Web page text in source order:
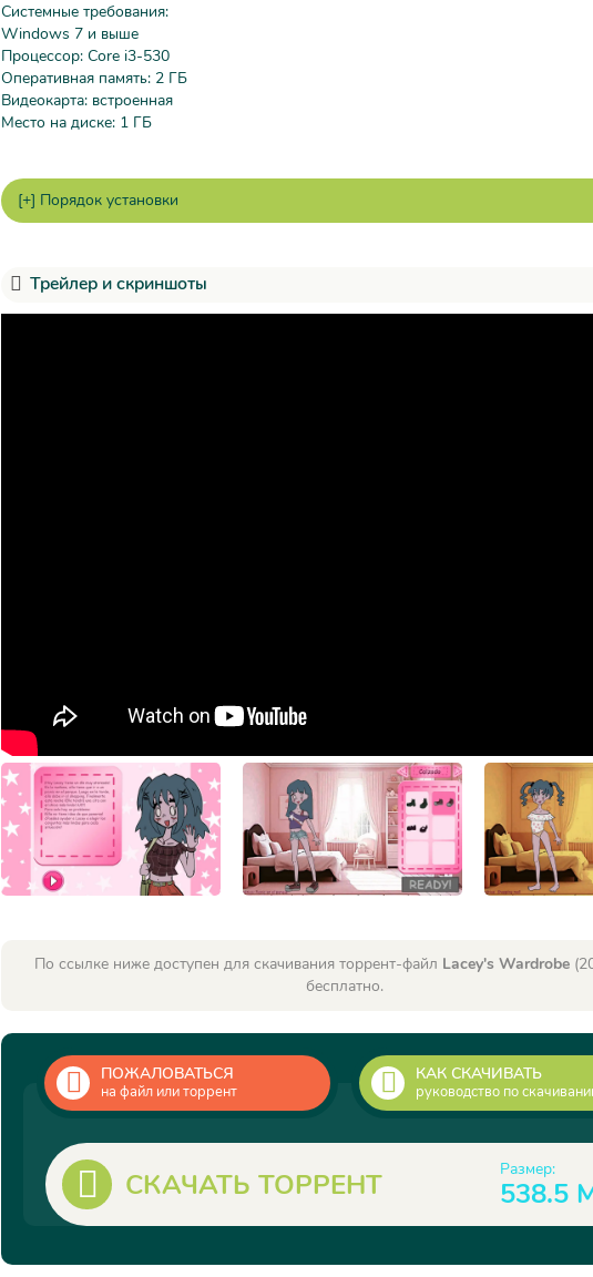
Системные требования:
Windows 7 и выше
Процессор: Core i3-530
Оперативная память: 2 ГБ
Видеокарта: встроенная
Место на диске: 1 ГБ
Трейлер и скриншоты
По ссылке ниже доступен для скачивания торрент-файл Lacey's Wardrobe
бесплатно.
ПОЖАЛОВАТЬСЯ
на файл или торрент
КАК СКАЧИВАТЬ
руководство по
СКАЧАТЬ ТОРРЕНТ Размер:
538.5